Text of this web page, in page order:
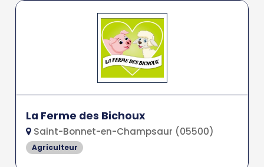
La Ferme des Bichoux
Saint-Bonnet-en-Champsaur (05500)
Agriculteur